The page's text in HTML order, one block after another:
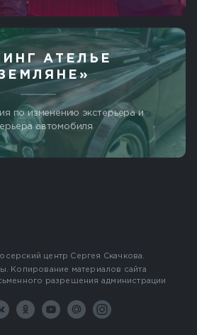
АТЕЛЬЕ
по изменению экстерьера и
автомобиля
центр Сергея Скачкова.
Копирование материалов сайта
разрешения администрации